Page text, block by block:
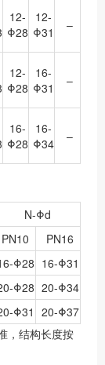
12-
Φ28
12-
Φ31
–
12-
Φ28
16-
Φ31
–
16-
Φ28
16-
Φ34
–
N-Φd
PN10
PN16
Φ28 16-Φ31
Φ28 20-Φ34
Φ31
20-Φ37
，结构长度按